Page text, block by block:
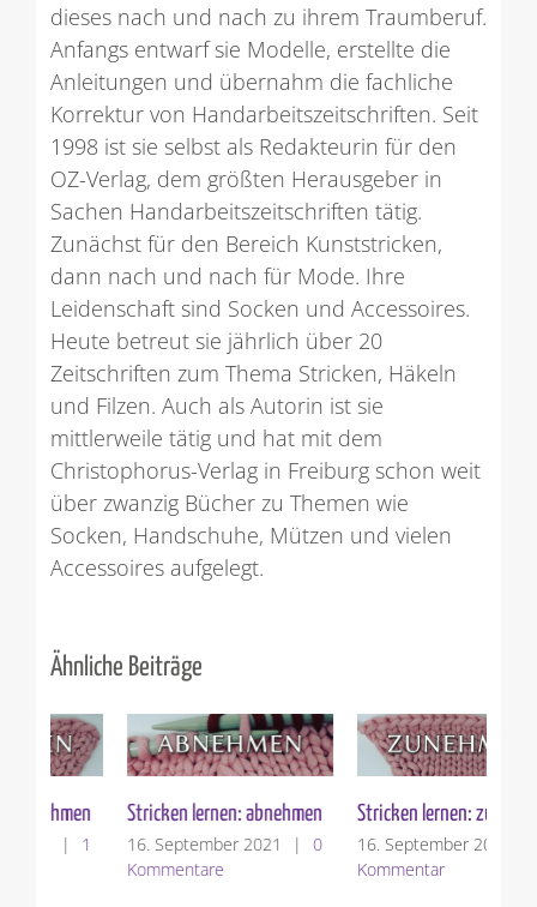
dieses nach und nach zu ihrem Traumberuf.
Anfangs entwarf sie Modelle, erstellte die
Anleitungen und übernahm die fachliche
Korrektur von Handarbeitszeitschriften. Seit
1998 ist sie selbst als Redakteurin für den
OZ-Verlag, dem größten Herausgeber in
Sachen Handarbeitszeitschriften tätig.
Zunächst für den Bereich Kunststricken,
dann nach und nach für Mode. Ihre
Leidenschaft sind Socken und Accessoires.
Heute betreut sie jährlich über 20
Zeitschriften zum Thema Stricken, Häkeln
und Filzen. Auch als Autorin ist sie
mittlerweile tätig und hat mit dem
Christophorus-Verlag in Freiburg schon weit
über zwanzig Bücher zu Themen wie
Socken, Handschuhe, Mützen und vielen
Accessoires aufgelegt.
Ähnliche Beiträge
Stricken lernen: abnehmen
16. September 2021 | 0
Kommentare
Stricken lernen: zunehmen
16. September 2021 | 1
Kommentar